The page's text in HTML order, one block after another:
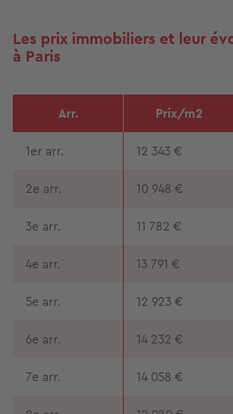
Les prix immobiliers et leur
à Paris
Arr. Prix/m2
1er arr. 12 343 €
2e arr. 10 948 €
3e arr. 11 782 €
4e arr. 13 791 €
5e arr. 12 923 €
6e arr. 14 232 €
7e arr. 14 058 €